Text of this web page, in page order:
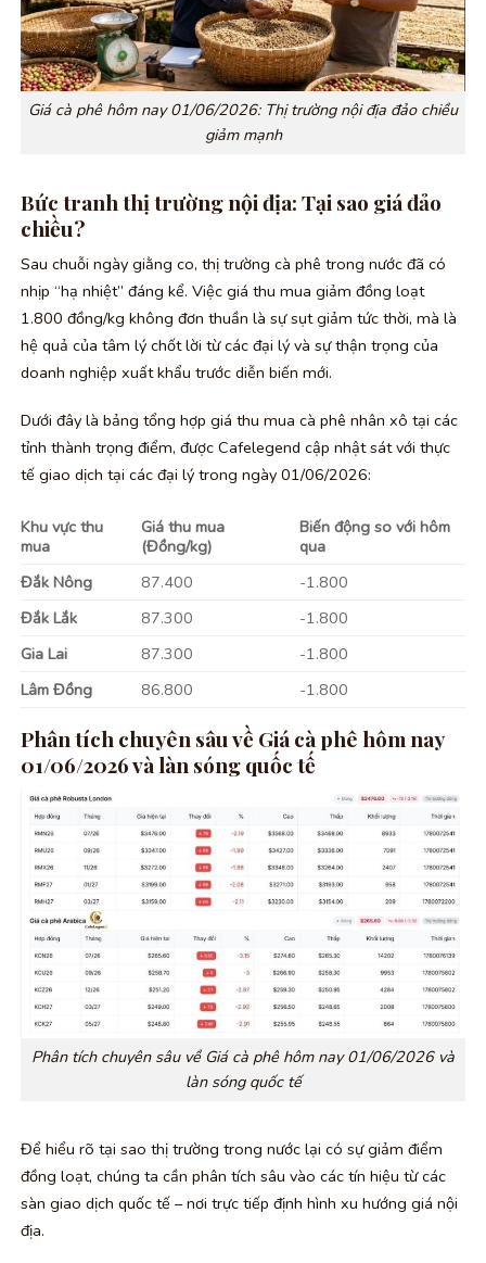
Giá cà phê hôm nay 01/06/2026: Thị trường nội địa đảo chiều
giảm mạnh
Bức tranh thị trường nội địa: Tại sao giá đảo
chiều?
Sau chuỗi ngày giằng co, thị trường cà phê trong nước đã có
nhịp “hạ nhiệt” đáng kể. Việc giá thu mua giảm đồng loạt
1.800 đồng/kg không đơn thuần là sự sụt giảm tức thời, mà là
hệ quả của tâm lý chốt lời từ các đại lý và sự thận trọng của
doanh nghiệp xuất khẩu trước diễn biến mới.
Dưới đây là bảng tổng hợp giá thu mua cà phê nhân xô tại các
tỉnh thành trọng điểm, được Cafelegend cập nhật sát với thực
tế giao dịch tại các đại lý trong ngày 01/06/2026:
Khu vực thu
mua
Giá thu mua
(Đồng/kg)
Biến động so với hôm
qua
Đắk Nông
87.400
-1.800
Đắk Lắk
87.300
-1.800
Gia Lai
87.300
-1.800
Lâm Đồng
86.800 -1.800
Phân tích chuyên sâu về Giá cà phê hôm nay
01/06/2026 và làn sóng quốc tế
Phân tích chuyên sâu về Giá cà phê hôm nay 01/06/2026 và
làn sóng quốc tế
Để hiểu rõ tại sao thị trường trong nước lại có sự giảm điểm
đồng loạt, chúng ta cần phân tích sâu vào các tín hiệu từ các
sàn giao dịch quốc tế – nơi trực tiếp định hình xu hướng giá nội
địa.